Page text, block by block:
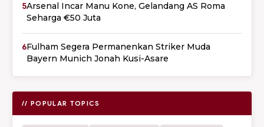
5Arsenal Incar Manu Kone, Gelandang AS Roma
Seharga €50 Juta
6Fulham Segera Permanenkan Striker Muda
Bayern Munich Jonah Kusi-Asare
// POPULAR TOPICS